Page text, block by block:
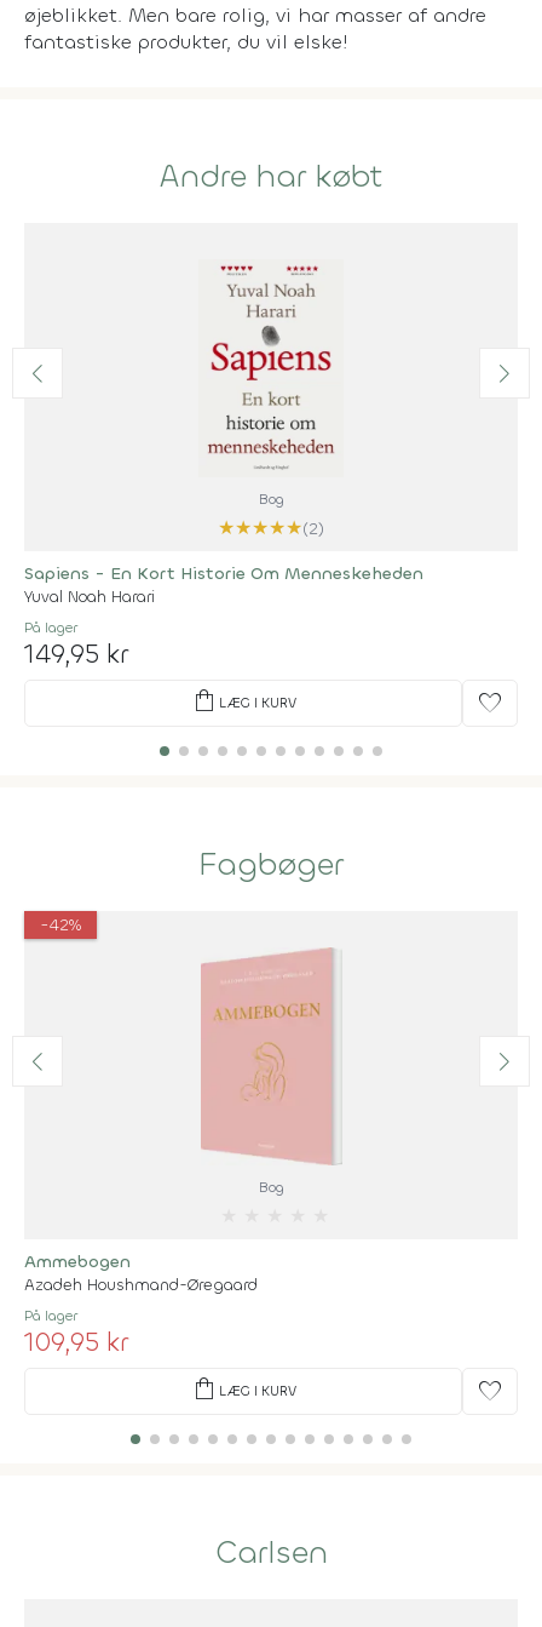
øjeblikket. Men bare rolig, vi har masser af andre
fantastiske produkter, du vil elske!
Andre har købt
Bog
★★★★★(2)
Sapiens - En Kort Historie Om Menneskeheden
Yuval Noah Harari
På lager
149,95 kr
shopping_bag LÆG I KURV favorite
Fagbøger
-42%
Bog
Ammebogen
Azadeh Houshmand-Øregaard
På lager
109,95 kr
shopping_bag LÆG I KURV favorite
Carlsen